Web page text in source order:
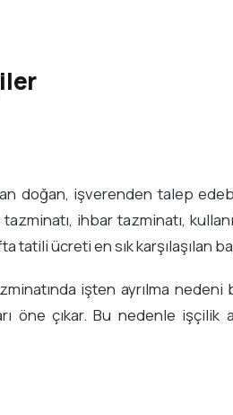
doğan, işverenden talep
ihbar tazminatı,
ücreti en sık karşılaşılan
işten ayrılma
öne çıkar. Bu nedenle işçilik